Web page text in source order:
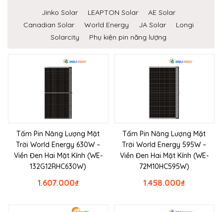
Jinko Solar LEAPTON Solar
AE Solar
Canadian Solar
World Energy JA Solar
Longi
Solarcity
Phụ kiện pin năng lượng
Tấm Pin Năng Lượng Mặt
Trời World Energy 630W –
Viền Đen Hai Mặt Kính (WE-
132G12RHC630W)
₫
1.607.000
Tấm Pin Năng Lượng Mặt
Trời World Energy 595W –
Viền Đen Hai Mặt Kính (WE-
72M10HC595W)
₫
1.458.000